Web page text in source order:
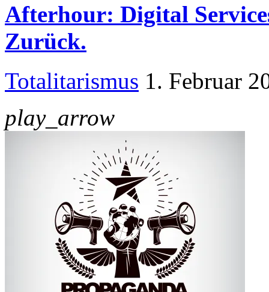
Afterhour: Digital
Zurück.
Totalitarismus 1. Februar
play_arrow